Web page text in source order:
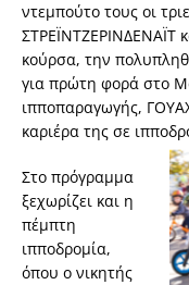
ντεμπούτο τους οι
ΣΤΡΕΪΝΤΖΕΡΙΝΔΕΝΑΪΤ
κούρσα, την
για πρώτη φορά στο
ιπποπαραγωγής,
καριέρα της σε
Στο πρόγραμμα
ξεχωρίζει και η
πέμπτη
ιπποδρομία,
όπου ο νικητής